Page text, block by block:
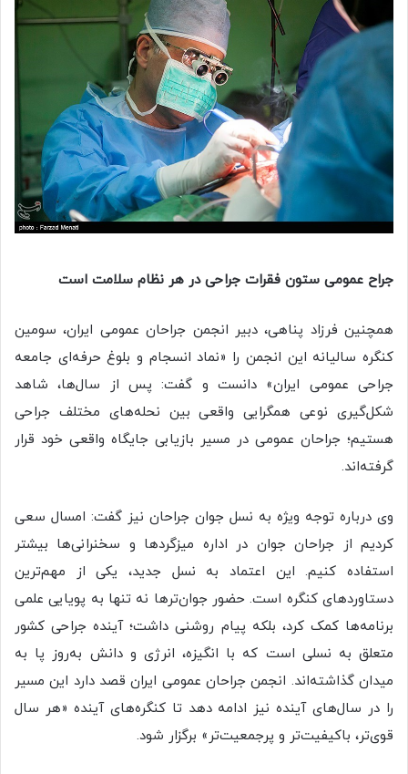
جراح عمومی ستون فقرات جراحی در هر نظام سلامت است
همچنین فرزاد پناهی، دبیر انجمن جراحان عمومی ایران، سومین
کنگره سالیانه این انجمن را «نماد انسجام و بلوغ حرفه‌ای جامعه
جراحی عمومی ایران» دانست و گفت: پس از سال‌ها، شاهد
شکل‌گیری نوعی همگرایی واقعی بین نحله‌های مختلف جراحی
هستیم؛ جراحان عمومی در مسیر بازیابی جایگاه واقعی خود قرار
گرفته‌اند.
وی درباره توجه ویژه به نسل جوان جراحان نیز گفت: امسال سعی
کردیم از جراحان جوان در اداره میزگردها و سخنرانی‌ها بیشتر
استفاده کنیم. این اعتماد به نسل جدید، یکی از مهم‌ترین
دستاوردهای کنگره است. حضور جوان‌ترها نه تنها به پویایی علمی
برنامه‌ها کمک کرد، بلکه پیام روشنی داشت؛ آینده‌ جراحی کشور
متعلق به نسلی است که با انگیزه، انرژی و دانش به‌روز پا به
میدان گذاشته‌اند. انجمن جراحان عمومی ایران قصد دارد این مسیر
را در سال‌های آینده نیز ادامه دهد تا کنگره‌های آینده «هر سال
قوی‌تر، باکیفیت‌تر و پرجمعیت‌تر» برگزار شود.